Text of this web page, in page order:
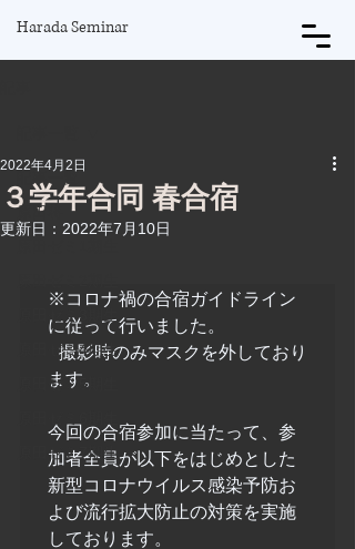
Harada Seminar
記事一覧
原田将
原田ゼミ3期生
原田ゼミ4期生
原田ゼミ5期生
原田ゼミ7期生
３学年合同 春合宿
2022年4月2日
更新日： 2022年7月10日
※コロナ禍の合宿ガイドライン
に従って行いました。
ます。
今回の合宿参加に当たって、参
加者全員が以下をはじめとした
新型コロナウイルス感染予防お
よび流行拡大防止の対策を実施
しております。